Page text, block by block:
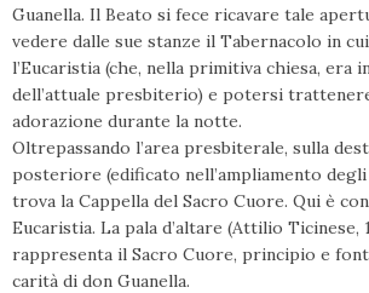
Guanella. Il Beato si fece ricavare tale
vedere dalle sue stanze il Tabernacolo in
l’Eucaristia (che, nella primitiva chiesa, era
dell’attuale presbiterio) e potersi
adorazione durante la notte.
Oltrepassando l’area presbiterale, sulla
posteriore (edificato nell’ampliamento degli
trova la Cappella del Sacro Cuore. Qui è
Eucaristia. La pala d’altare (Attilio Ticinese,
rappresenta il Sacro Cuore, principio e
carità di don Guanella.